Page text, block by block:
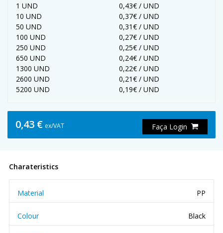
1 UND
0,43€ / UND
10 UND
0,37€ / UND
50 UND
0,31€ / UND
100 UND
0,27€ / UND
250 UND
0,25€ / UND
650 UND
0,24€ / UND
1300 UND
0,22€ / UND
2600 UND
0,21€ / UND
5200 UND
0,19€ / UND
0,43 € ex/VAT Faça Login
Charateristics
Material PP
Colour Black